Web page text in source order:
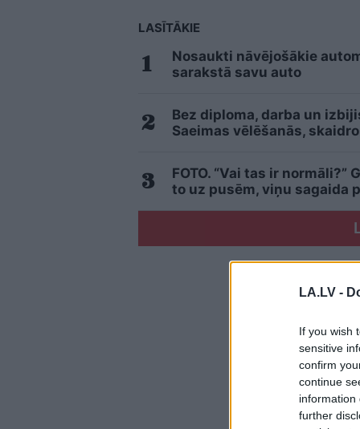
LA.LV -
If you wish
sensitive
confirm
continue
information
further
LASĪTĀKIE
Nosaukti nāvējošākie
sarakstā savu auto
Bez diploma, darba un
Saeimas vēlēšanās,
FOTO. “Vai tas ir
to uz pusēm, viņu sagaida